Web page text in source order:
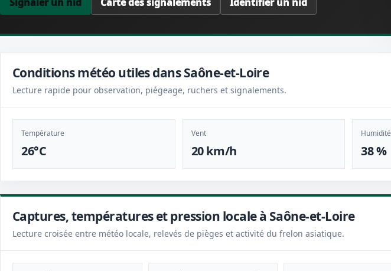
Conditions météo utiles dans Saône-et-Loire
Lecture rapide pour observation, piégeage, ruchers et signalements.
Température
26°C
Vent
20 km/h
Humidité
38 %
Captures, températures et pression locale à Saône-et-Loire
Lecture croisée entre météo locale, relevés de pièges et activité du frelon asiatique.